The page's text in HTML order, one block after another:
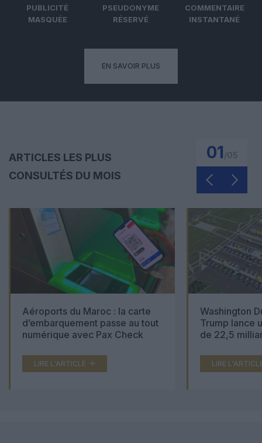
PUBLICITÉ
MASQUÉE
PSEUDONYME
RÉSERVÉ
COMMENTAIRE
INSTANTANÉ
EN SAVOIR PLUS
ARTICLES LES PLUS
CONSULTÉS DU MOIS
01
Aéroports du Maroc : la carte
d’embarquement passe au tout
numérique avec Pax Check
LIRE L'ARTICLE
Washington
Trump lance
de 22,5
LIRE